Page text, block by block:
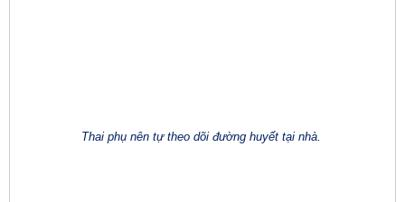
Thai phụ nên tự theo dõi đường huyết tại nhà.